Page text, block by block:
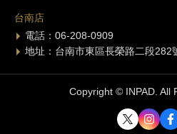
台南店
電話：06-208-0909
地址：台南市東區長榮路二段282
Copyright © INPAD. All